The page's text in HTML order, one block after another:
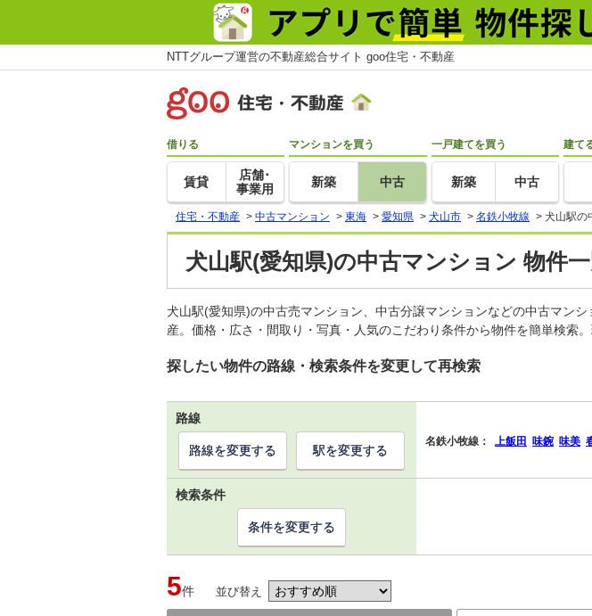
NTTグループ運営の不動産総合サイト goo住宅・不動産
借りる
賃貸
店舗･
事業用
マンションを買う
新築 中古
一戸建てを買う
新築 中古
建て
住宅・不動産 > 中古マンション > 東海 > 愛知県 > 犬山市 > 名鉄小牧線 > 犬山駅の
犬山駅(愛知県)の中古マンション 物件
犬山駅(愛知県)の中古売マンション、中古分譲マンションなどの中古マン
産。価格・広さ・間取り・写真・人気のこだわり条件から物件を簡単検索
探したい物件の路線・検索条件を変更して再検索
路線
名鉄小牧線： 上飯田 味鋺 味美
路線を変更する 駅を変更する
検索条件
条件を変更する
5件 並び替え